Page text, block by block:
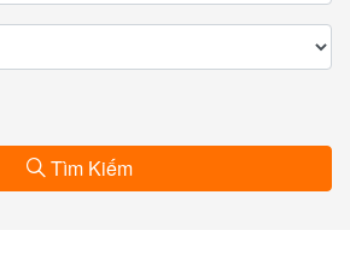
Tìm Kiếm